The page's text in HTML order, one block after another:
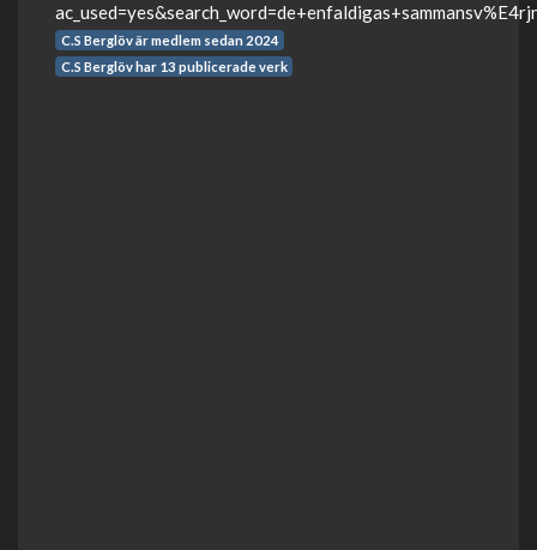
C.S Berglöv är medlem sedan 2024
C.S Berglöv har 13 publicerade verk